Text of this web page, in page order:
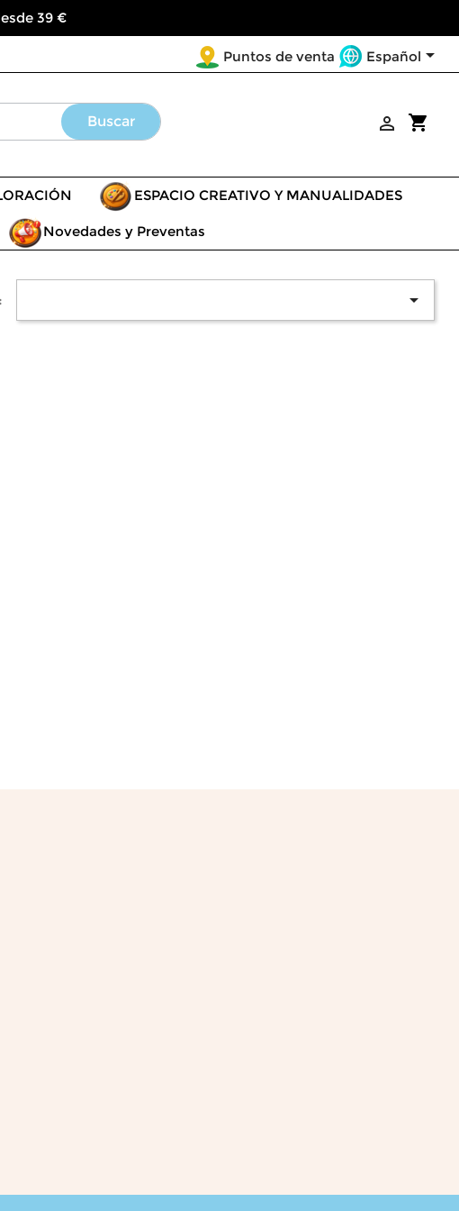
39 €
Puntos de venta Español
Buscar shopping_cart

ESPACIO CREATIVO Y MANUALIDADES
Novedades y Preventas
